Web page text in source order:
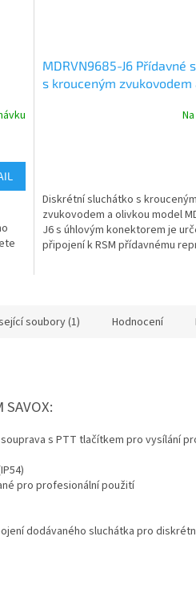
MDRVN9685-J6 Přídavné
s krouceným zvukovodem
Diskrétní sluchátko s krouceným
zvukovodem a olivkou model
J6 s úhlovým konektorem je
připojení k RSM přídavnému
soubory (1) Hodnocení
s PTT tlačítkem pro vysílání
pro profesionální použití
dodávaného sluchátka pro